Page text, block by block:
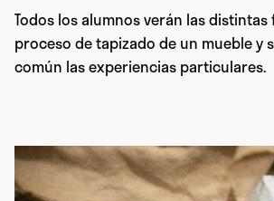
Todos los alumnos verán las distintas
proceso de tapizado de un mueble y
común las experiencias particulares.